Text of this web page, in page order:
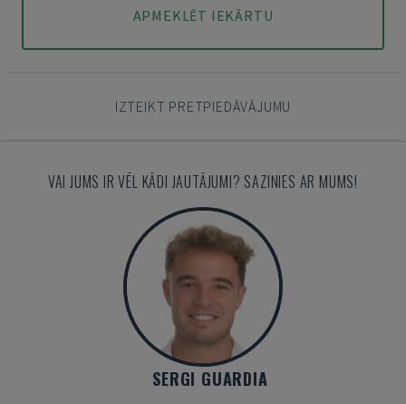
APMEKLĒT IEKĀRTU
IZTEIKT PRETPIEDĀVĀJUMU
VAI JUMS IR VĒL KĀDI JAUTĀJUMI? SAZINIES AR MUMS!
SERGI GUARDIA